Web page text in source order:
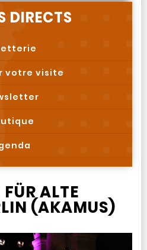
DIRECTS
votre visite
ALTE
(AKAMUS)